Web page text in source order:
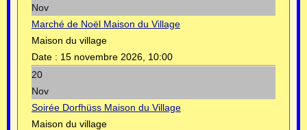
Nov
Marché de Noël Maison du Village
Maison du village
Date : 15 novembre 2026, 10:00
20
Nov
Soirée Dorfhüss Maison du Village
Maison du village